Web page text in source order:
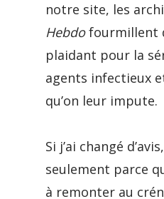
notre site, les
Hebdofourmillent
plaidant pour la
agents infectieux
qu’on leur impute.
Si j’ai changé
seulement parce
à remonter au